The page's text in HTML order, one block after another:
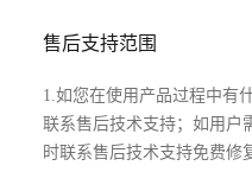
售后支持范围
1.如您在使用产品过程中有
联系售后技术支持；如用户
时联系售后技术支持免费修